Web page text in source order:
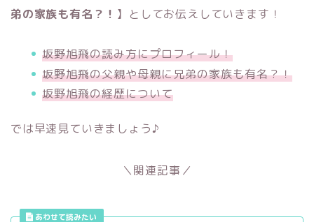
弟の家族も有名？！ 】としてお伝えしていきます！
坂野旭飛の読み方にプロフィール！
坂野旭飛の父親や母親に兄弟の家族も有名？！
坂野旭飛の経歴について
では早速見ていきましょう♪
＼関連記事／